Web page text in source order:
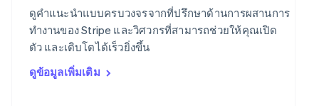
ดูคำแนะนำแบบครบวงจรจากที่ปรึกษาด้านการผสานการ
ทำงานของ Stripe และวิศวกรที่สามารถช่วยให้คุณเปิด
ตัว และเติบโตได้เร็วยิ่งขึ้น
ดูข้อมูลเพิ่มเติม
ลัตเวีย
ลิกเตนสไตน์
Deutsch English
ลิทัวเนีย
English